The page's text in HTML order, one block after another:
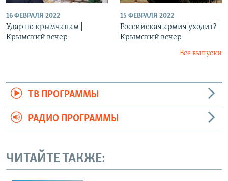
16 ФЕВРАЛЯ 2022
Удар по крымчанам |
Крымский вечер
15 ФЕВРАЛЯ 2022
Российская армия уходит? |
Крымский вечер
Все выпуски
ТВ ПРОГРАММЫ
РАДИО ПРОГРАММЫ
ЧИТАЙТЕ ТАКЖЕ: